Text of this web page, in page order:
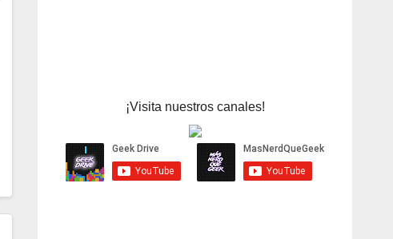
¡Visita nuestros canales!